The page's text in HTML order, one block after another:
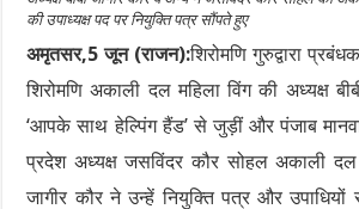
की उपाध्यक्ष पद पर नियुक्ति पत्र सौंपते हुए
अमृतसर,5 जून (राजन):शिरोमणि गुरुद्वारा
शिरोमणि अकाली दल महिला विंग की अध्यक्ष
‘आपके साथ हेल्पिंग हैंड’ से जुड़ीं और पंजाब
प्रदेश अध्यक्ष जसविंदर कौर सोहल अकाली
जागीर कौर ने उन्हें नियुक्ति पत्र और